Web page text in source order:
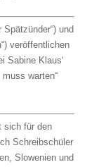
und
veröffentlichen
Sabine Klaus‘
warten“
sich für den
Schreibschüler
Slowenien und